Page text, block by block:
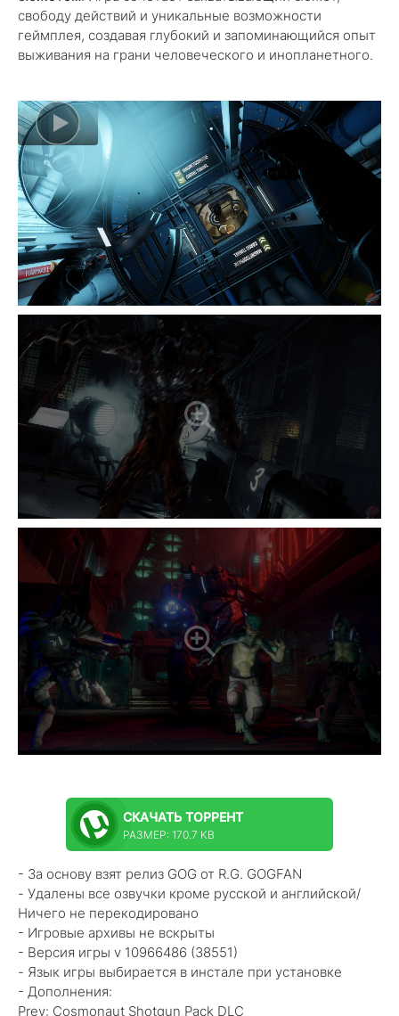
свободу действий и уникальные возможности
геймплея, создавая глубокий и запоминающийся опыт
выживания на грани человеческого и инопланетного.
СКАЧАТЬ ТОРРЕНТ
РАЗМЕР: 170.7 KB
- За основу взят релиз GOG от R.G. GOGFAN
- Удалены все озвучки кроме русской и английской/
Ничего не перекодировано
- Игровые архивы не вскрыты
- Версия игры v 10966486 (38551)
- Язык игры выбирается в инстале при установке
- Дополнения:
Prey: Cosmonaut Shotgun Pack DLC